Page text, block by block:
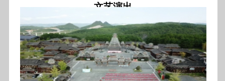
文艺演出